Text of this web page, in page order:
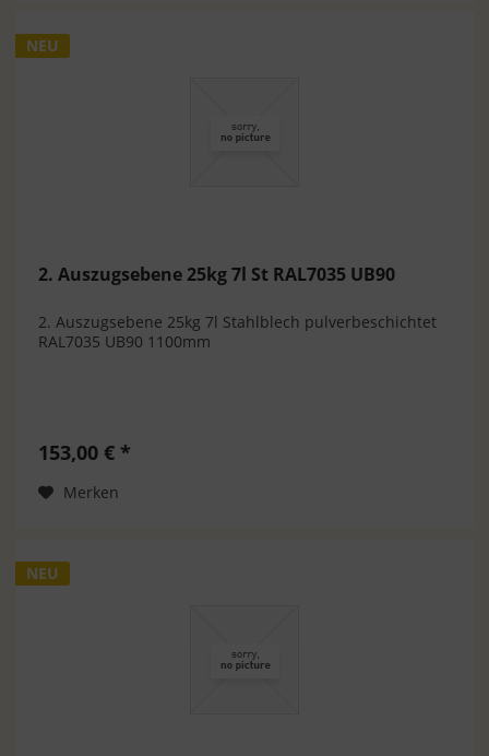
NEU
2. Auszugsebene 25kg 7l St RAL7035 UB90
2. Auszugsebene 25kg 7l Stahlblech pulverbeschichtet
RAL7035 UB90 1100mm
153,00 € *
Merken
NEU